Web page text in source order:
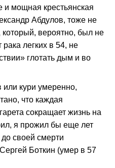
и мощная крестьянская
Абдулов, тоже не
вероятно, был не
рака легких в 54, не
глотать дым и во
кури умеренно,
что каждая
сокращает жизнь на
я прожил бы еще лет
своей смерти
Боткин (умер в 57